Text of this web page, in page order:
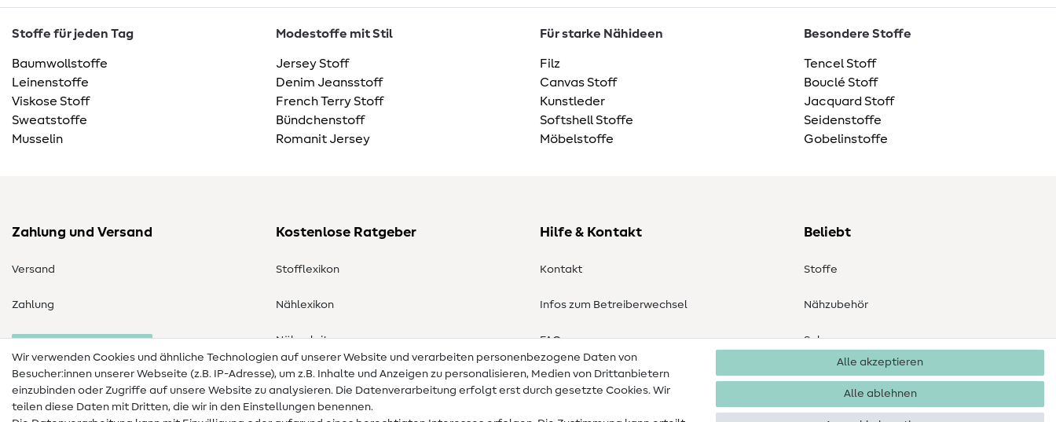
Stoffe für jeden Tag
Baumwollstoffe
Leinenstoffe
Viskose Stoff
Sweatstoffe
Musselin
Modestoffe mit Stil
Jersey Stoff
Denim Jeansstoff
French Terry Stoff
Bündchenstoff
Romanit Jersey
Für starke Nähideen
Filz
Canvas Stoff
Kunstleder
Softshell Stoffe
Möbelstoffe
Besondere Stoffe
Tencel Stoff
Bouclé Stoff
Jacquard Stoff
Seidenstoffe
Gobelinstoffe
Zahlung und Versand
Versand
Zahlung
Kostenlose Ratgeber
Stofflexikon
Nählexikon
Nähanleitungen
Hilfe & Kontakt
Kontakt
Infos zum Betreiberwechsel
FAQ
Widerrufsrecht
Beliebt
Stoffe
Nähzubehör
Sale
Schnittmuster
Wir verwenden Cookies und ähnliche Technologien auf unserer Website und verarbeiten personenbezogene Daten von
Besucher:innen unserer Webseite (z.B. IP-Adresse), um z.B. Inhalte und Anzeigen zu personalisieren, Medien von Drittanbietern
einzubinden oder Zugriffe auf unsere Website zu analysieren. Die Datenverarbeitung erfolgt erst durch gesetzte Cookies. Wir
teilen diese Daten mit Dritten, die wir in den Einstellungen benennen.
Alle akzeptieren
Alle ablehnen